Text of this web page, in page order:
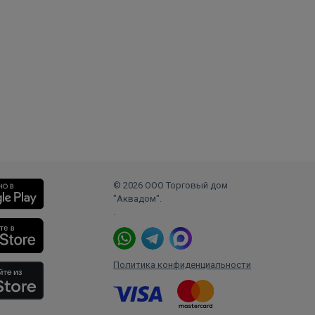
© 2026 ООО Торговый дом
"Аквадом".
.
Политика конфиденциальности